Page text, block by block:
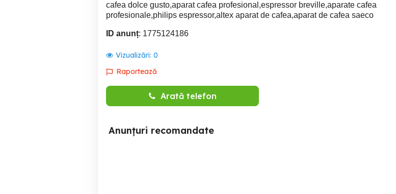
cafea dolce gusto,aparat cafea profesional,espressor breville,aparate cafea
profesionale,philips espressor,altex aparat de cafea,aparat de cafea saeco
ID anunț: 1775124186
Vizualizări: 0
Raportează
Arată telefon
Anunțuri recomandate